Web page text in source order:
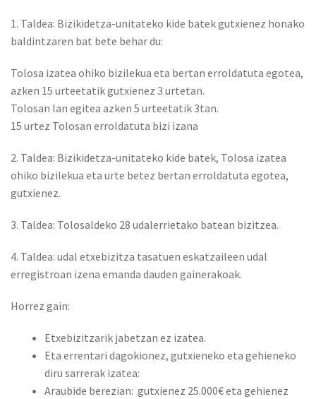
1. Taldea: Bizikidetza-unitateko kide batek gutxienez honako
baldintzaren bat bete behar du:
Tolosa izatea ohiko bizilekua eta bertan erroldatuta egotea,
azken 15 urteetatik gutxienez 3 urtetan.
Tolosan lan egitea azken 5 urteetatik 3tan.
15 urtez Tolosan erroldatuta bizi izana
2. Taldea: Bizikidetza-unitateko kide batek, Tolosa izatea
ohiko bizilekua eta urte betez bertan erroldatuta egotea,
gutxienez.
3. Taldea: Tolosaldeko 28 udalerrietako batean bizitzea.
4. Taldea: udal etxebizitza tasatuen eskatzaileen udal
erregistroan izena emanda dauden gainerakoak.
Horrez gain:
Etxebizitzarik jabetzan ez izatea.
Eta errentari dagokionez, gutxieneko eta gehieneko
diru sarrerak izatea:
Araubide berezian: gutxienez 25.000€ eta gehienez